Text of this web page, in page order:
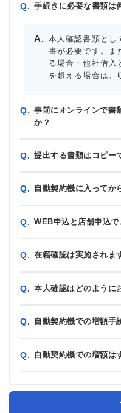
Q. 手続きに必要な書類は
本人確認書類とし
書が必要です。ま
る場合・他社借入
を超える場合は、
Q. 事前にオンラインで書
か？
Q. 提出する書類はコピー
Q. 自動契約機に入ってか
Q. WEB申込と店舗申込
Q. 在籍確認は実施されま
Q. 本人確認はどのように
Q. 自動契約機での増額手
Q. 自動契約機での増額は